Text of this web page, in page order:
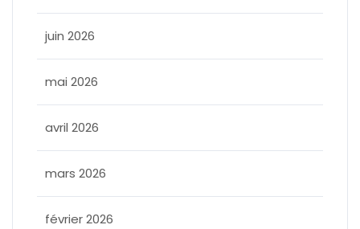
juin 2026
mai 2026
avril 2026
mars 2026
février 2026